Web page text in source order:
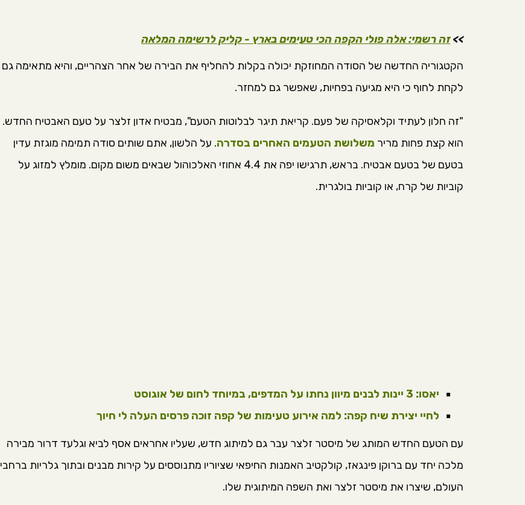
>>זה רשמי: אלה פולי הקפה הכי טעימים בארץ - קליק לרשימה המלאה
הקטגוריה החדשה של הסודה המחוזקת יכולה בקלות להחליף את הבירה של אחר הצהריים, והיא מתאימה גם
לקחת לחוף כי היא מגיעה בפחיות, שאפשר גם למחזר.
"זה חלון לעתיד וקלאסיקה של פעם. קריאת תיגר לבלוטות הטעם", מבטיח אדון זלצר על טעם האבטיח החדש.
הוא קצת פחות מריר משלושת הטעמים האחרים בסדרה. על הלשון, אתם שותים סודה תמימה מוגזת עדין
בטעם של בטעם אבטיח. בראש, תרגישו יפה את 4.4 אחוזי האלכוהול שבאים משום מקום. מומלץ למזוג על
קוביות של קרח, או קוביות בולגרית.
יאסו: 3 יינות לבנים מיוון נחתו על המדפים, במיוחד לחום של אוגוסט
לחיי יצירת שיח קפה: למה אירוע טעימות של קפה זוכה פרסים העלה לי חיוך
עם הטעם החדש המותג של מיסטר זלצר עבר גם למיתוג חדש, שעליו אחראים אסף לביא וגלעד דרור מבירה
מלכה יחד עם ברוקן פינגאז, קולקטיב האמנות החיפאי שציוריו מתנוססים על קירות מבנים ובתוך גלריות ברחבי
העולם, שיצרו את מיסטר זלצר ואת השפה המיתוגית שלו.